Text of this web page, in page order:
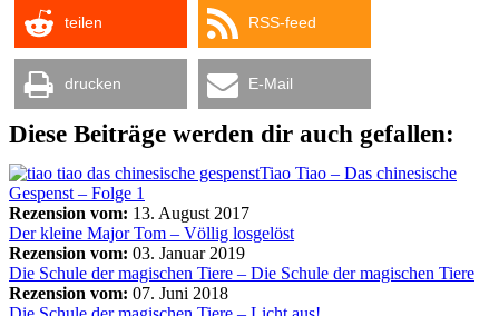
teilen RSS-feed
drucken E-Mail
Diese Beiträge werden dir auch gefallen:
Tiao Tiao – Das chinesische
Gespenst – Folge 1
Rezension vom: 13. August 2017
Der kleine Major Tom – Völlig losgelöst
Rezension vom: 03. Januar 2019
Die Schule der magischen Tiere – Die Schule der magischen Tiere
Rezension vom: 07. Juni 2018